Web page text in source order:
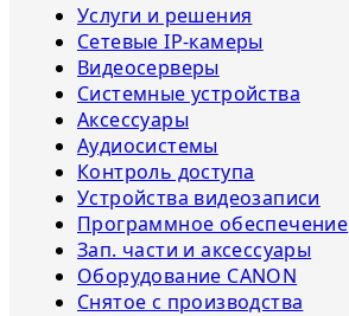
Услуги и решения
Сетевые IP-камеры
Видеосерверы
Системные устройства
Аксессуары
Аудиосистемы
Контроль доступа
Устройства видеозаписи
Программное обеспечение
Зап. части и аксессуары
Оборудование CANON
Снятое с прoизвoдства